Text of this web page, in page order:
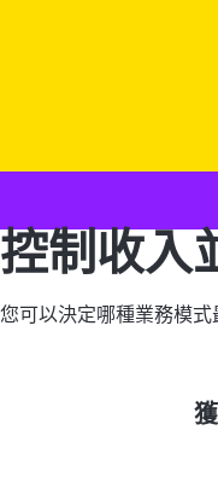
控制收入
您可以決定哪種業務模